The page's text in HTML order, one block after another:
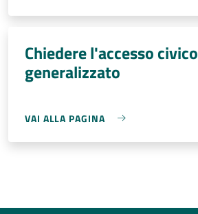
Chiedere l'accesso civico
generalizzato
VAI ALLA PAGINA